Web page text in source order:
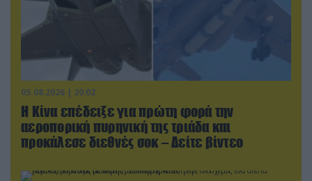
05.08.2026 | 20:02
Η Κίνα επέδειξε για πρώτη φορά την
αεροπορική πυρηνική της τριάδα και
προκάλεσε διεθνές σοκ – Δείτε βίντεο